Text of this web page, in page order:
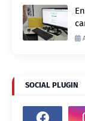
SOCIAL PLUGIN